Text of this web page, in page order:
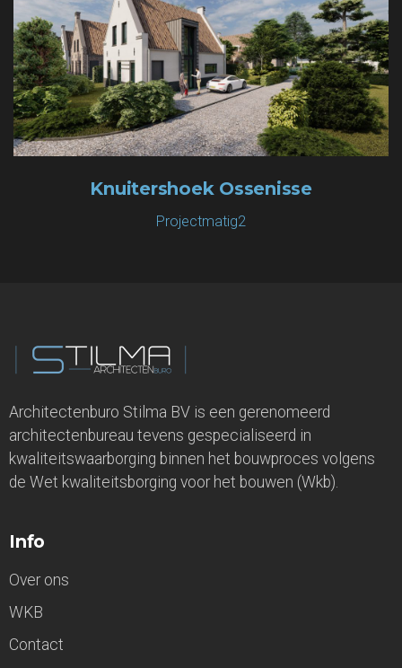
Knuitershoek Ossenisse
Projectmatig2
Architectenburo Stilma BV is een gerenomeerd
architectenbureau tevens gespecialiseerd in
kwaliteitswaarborging binnen het bouwproces volgens
de Wet kwaliteitsborging voor het bouwen (Wkb).
Info
Over ons
WKB
Contact